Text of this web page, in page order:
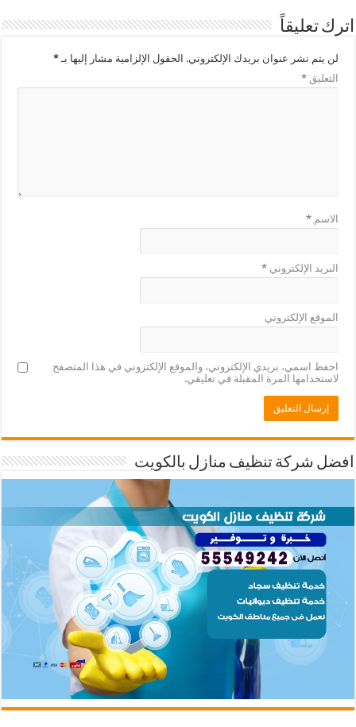
اترك تعليقاً
لن يتم نشر عنوان بريدك الإلكتروني. الحقول الإلزامية مشار إليها بـ*
التعليق*
الاسم*
البريد الإلكتروني*
الموقع الإلكتروني
احفظ اسمي، بريدي الإلكتروني، والموقع الإلكتروني في هذا المتصفح
لاستخدامها المرة المقبلة في تعليقي.
افضل شركة تنظيف منازل بالكويت